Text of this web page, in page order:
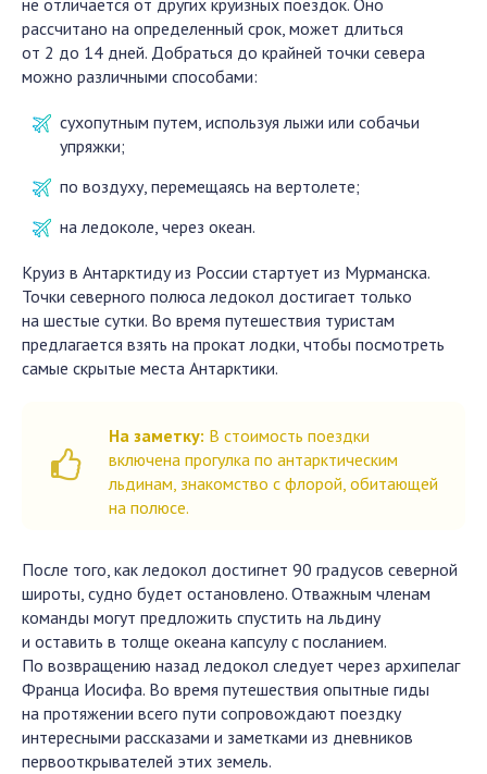
не отличается от других круизных поездок. Оно
рассчитано на определенный срок, может длиться
от 2 до 14 дней. Добраться до крайней точки севера
можно различными способами:
сухопутным путем, используя лыжи или собачьи
упряжки;
по воздуху, перемещаясь на вертолете;
на ледоколе, через океан.
Круиз в Антарктиду из России стартует из Мурманска.
Точки северного полюса ледокол достигает только
на шестые сутки. Во время путешествия туристам
предлагается взять на прокат лодки, чтобы посмотреть
самые скрытые места Антарктики.
На заметку: В стоимость поездки
включена прогулка по антарктическим
льдинам, знакомство с флорой, обитающей
на полюсе.
После того, как ледокол достигнет 90 градусов северной
широты, судно будет остановлено. Отважным членам
команды могут предложить спустить на льдину
и оставить в толще океана капсулу с посланием.
По возвращению назад ледокол следует через архипелаг
Франца Иосифа. Во время путешествия опытные гиды
на протяжении всего пути сопровождают поездку
интересными рассказами и заметками из дневников
первооткрывателей этих земель.